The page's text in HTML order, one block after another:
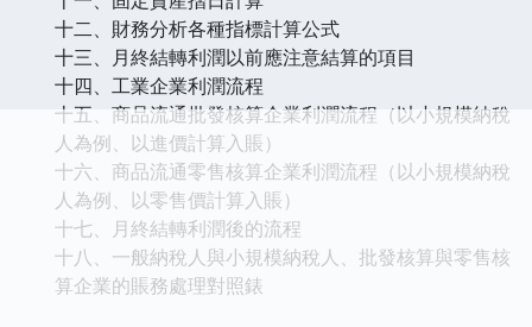
十二、財務分析各種指標計算公式
十三、月終結轉利潤以前應注意結算的項目
十四、工業企業利潤流程
十五、商品流通批發核算企業利潤流程（以小規模納稅
人為例、以進價計算入賬）
十六、商品流通零售核算企業利潤流程（以小規模納稅
人為例、以零售價計算入賬）
十七、月終結轉利潤後的流程
十八、一般納稅人與小規模納稅人、批發核算與零售核
算企業的賬務處理對照錶